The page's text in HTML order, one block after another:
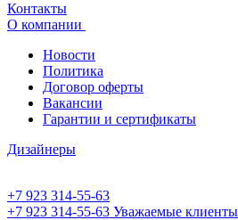
Контакты
О компании
Новости
Политика
Договор оферты
Вакансии
Гарантии и сертификаты
Дизайнеры
+7 923 314-55-63
+7 923 314-55-63 Уважаемые